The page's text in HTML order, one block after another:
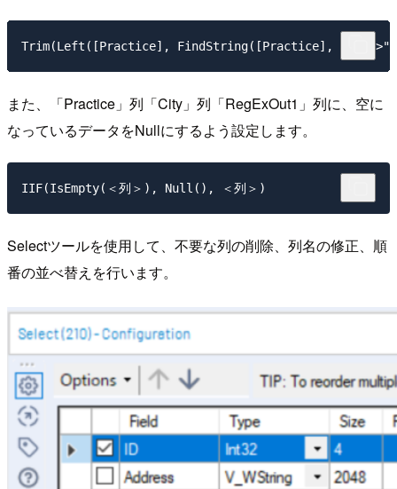
Trim(Left([Practice], FindString([Practice], "</
また、「Practice」列「City」列「RegExOut1」列に、空に
なっているデータをNullにするよう設定します。
IIF(IsEmpty(＜列＞), Null(), ＜列＞)
Selectツールを使用して、不要な列の削除、列名の修正、順
番の並べ替えを行います。